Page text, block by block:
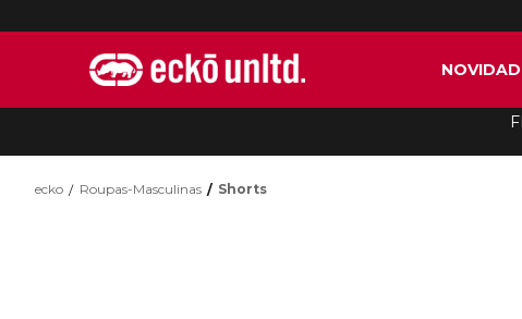
ecko Roupas-Masculinas Shorts